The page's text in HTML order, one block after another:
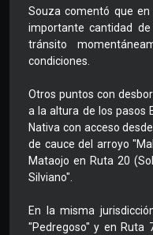
Souza comentó que
importante cantidad
tránsito
condiciones.
Otros puntos con
a la altura de los pasos
Nativa con acceso
de cauce del arroyo
Mataojo en Ruta 20
Silviano".
En la misma
"Pedregoso" y en Ruta